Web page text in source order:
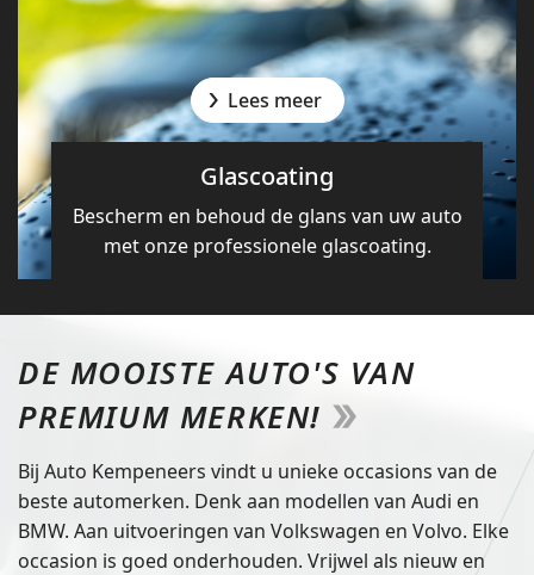
Lees meer
Glascoating
Bescherm en behoud de glans van uw auto
met onze professionele glascoating.
DE MOOISTE AUTO'S VAN
PREMIUM MERKEN!
Bij Auto Kempeneers vindt u unieke occasions van de
beste automerken. Denk aan modellen van Audi en
BMW. Aan uitvoeringen van Volkswagen en Volvo. Elke
occasion is goed onderhouden. Vrijwel als nieuw en